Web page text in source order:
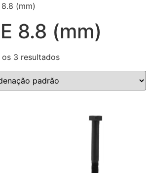
(mm)
8.8 (mm)
3 resultados